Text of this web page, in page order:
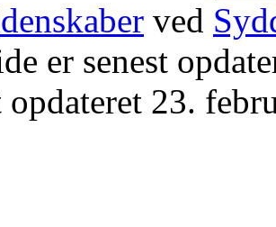
ved
er senest
opdateret 23.